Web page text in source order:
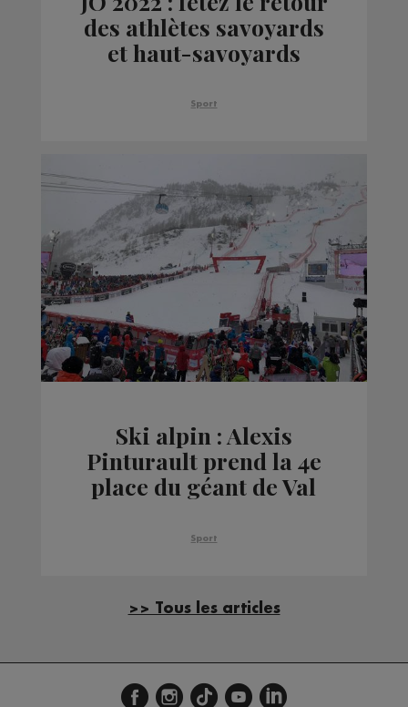
des athlètes savoyards
et haut-savoyards
Sport
Ski alpin : Alexis
Pinturault prend la 4e
place du géant de Val
Sport
>> Tous les articles